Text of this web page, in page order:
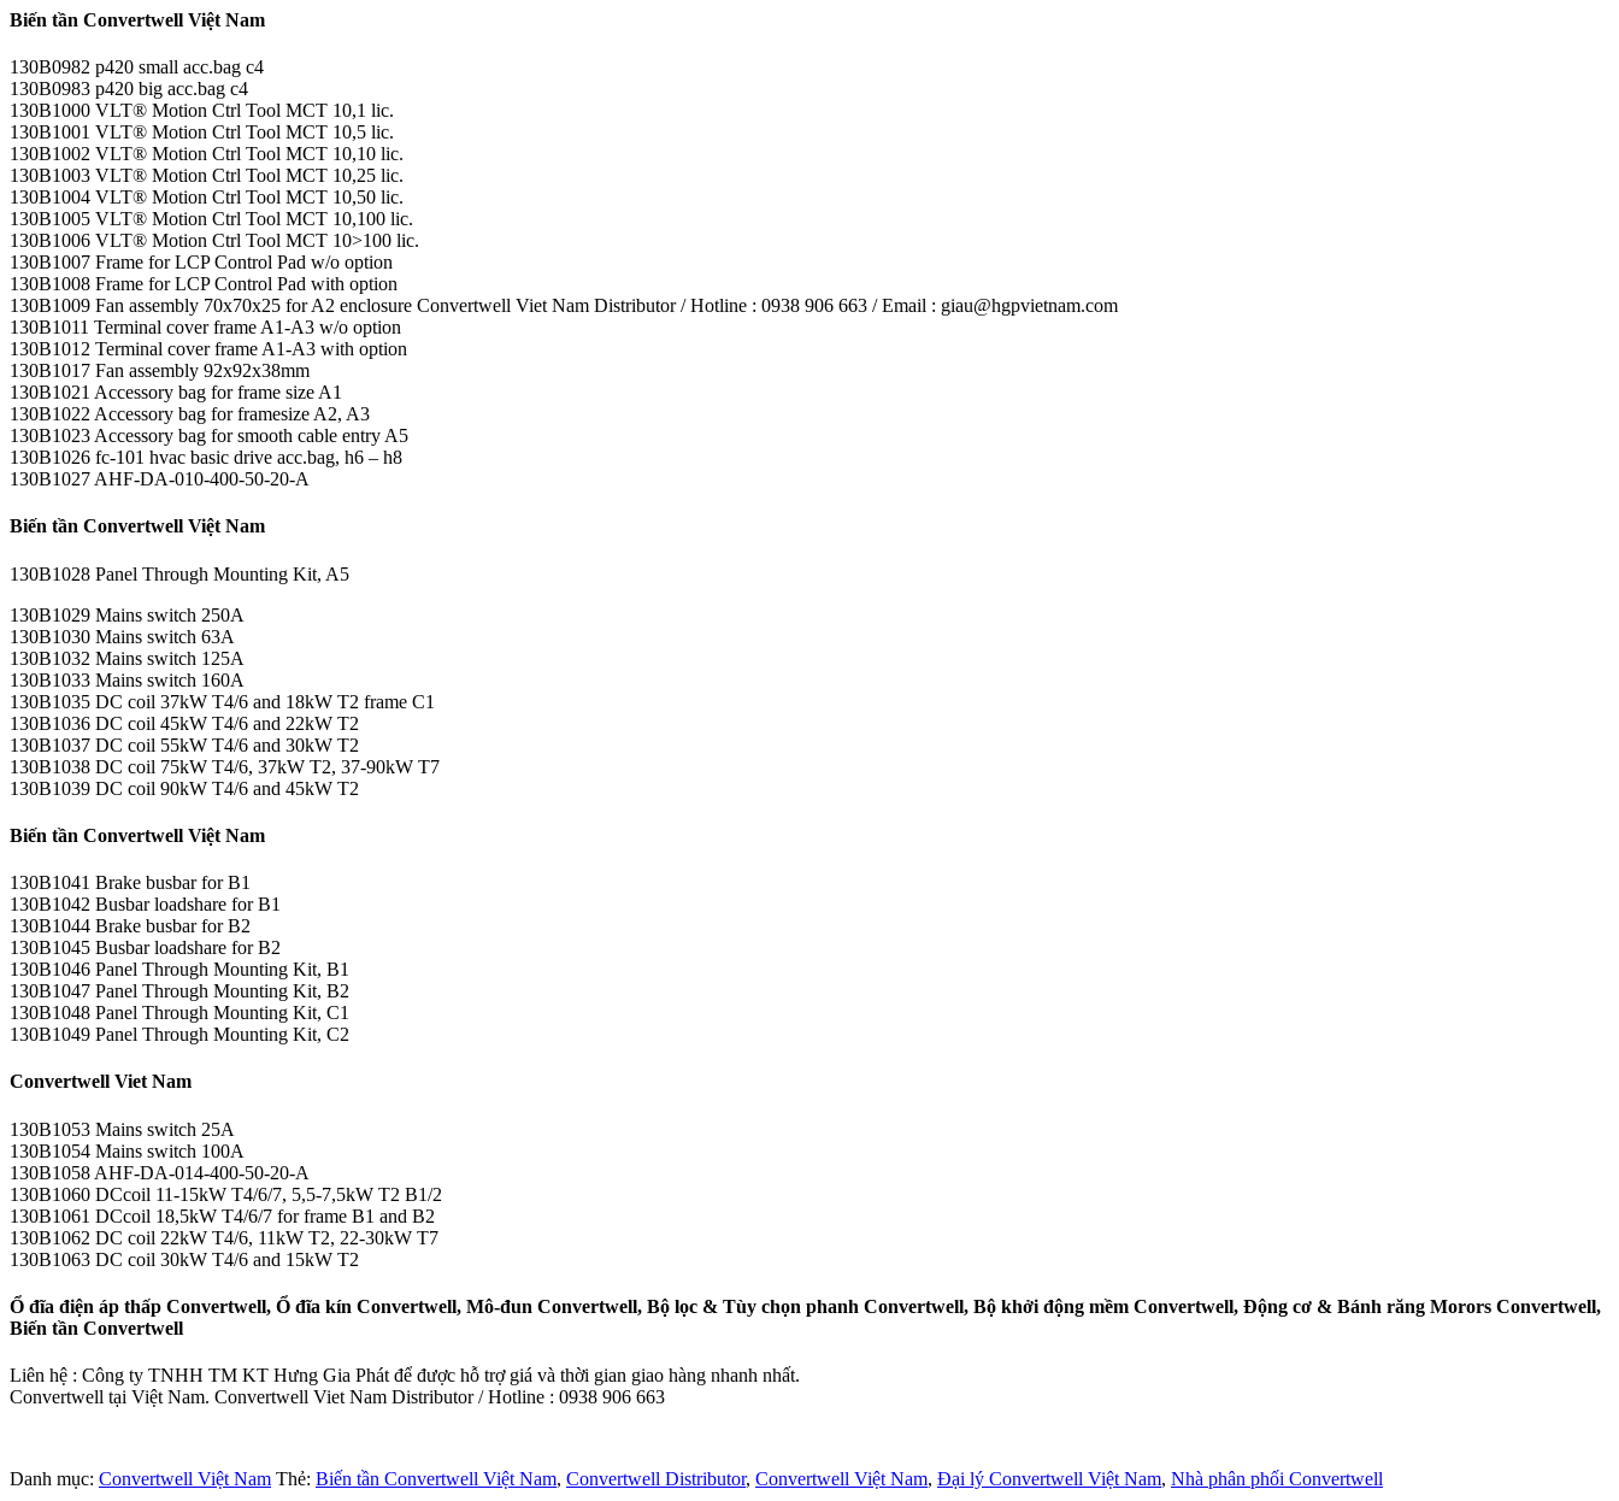
Biến tần Convertwell Việt Nam
130B0982 p420 small acc.bag c4
130B0983 p420 big acc.bag c4
130B1000 VLT® Motion Ctrl Tool MCT 10,1 lic.
130B1001 VLT® Motion Ctrl Tool MCT 10,5 lic.
130B1002 VLT® Motion Ctrl Tool MCT 10,10 lic.
130B1003 VLT® Motion Ctrl Tool MCT 10,25 lic.
130B1004 VLT® Motion Ctrl Tool MCT 10,50 lic.
130B1005 VLT® Motion Ctrl Tool MCT 10,100 lic.
130B1006 VLT® Motion Ctrl Tool MCT 10>100 lic.
130B1007 Frame for LCP Control Pad w/o option
130B1008 Frame for LCP Control Pad with option
130B1009 Fan assembly 70x70x25 for A2 enclosure Convertwell Viet Nam Distributor / Hotline : 0938 906 663 / Email : giau@hgpvietnam.com
130B1011 Terminal cover frame A1-A3 w/o option
130B1012 Terminal cover frame A1-A3 with option
130B1017 Fan assembly 92x92x38mm
130B1021 Accessory bag for frame size A1
130B1022 Accessory bag for framesize A2, A3
130B1023 Accessory bag for smooth cable entry A5
130B1026 fc-101 hvac basic drive acc.bag, h6 – h8
130B1027 AHF-DA-010-400-50-20-A
Biến tần Convertwell Việt Nam
130B1028 Panel Through Mounting Kit, A5
130B1029 Mains switch 250A
130B1030 Mains switch 63A
130B1032 Mains switch 125A
130B1033 Mains switch 160A
130B1035 DC coil 37kW T4/6 and 18kW T2 frame C1
130B1036 DC coil 45kW T4/6 and 22kW T2
130B1037 DC coil 55kW T4/6 and 30kW T2
130B1038 DC coil 75kW T4/6, 37kW T2, 37-90kW T7
130B1039 DC coil 90kW T4/6 and 45kW T2
Biến tần Convertwell Việt Nam
130B1041 Brake busbar for B1
130B1042 Busbar loadshare for B1
130B1044 Brake busbar for B2
130B1045 Busbar loadshare for B2
130B1046 Panel Through Mounting Kit, B1
130B1047 Panel Through Mounting Kit, B2
130B1048 Panel Through Mounting Kit, C1
130B1049 Panel Through Mounting Kit, C2
Convertwell Viet Nam
130B1053 Mains switch 25A
130B1054 Mains switch 100A
130B1058 AHF-DA-014-400-50-20-A
130B1060 DCcoil 11-15kW T4/6/7, 5,5-7,5kW T2 B1/2
130B1061 DCcoil 18,5kW T4/6/7 for frame B1 and B2
130B1062 DC coil 22kW T4/6, 11kW T2, 22-30kW T7
130B1063 DC coil 30kW T4/6 and 15kW T2
Ổ đĩa điện áp thấp Convertwell, Ổ đĩa kín Convertwell, Mô-đun Convertwell, Bộ lọc & Tùy chọn phanh Convertwell, Bộ khởi động mềm Convertwell, Động cơ & Bánh răng Morors Convertwell,
Biến tần Convertwell
Liên hệ : Công ty TNHH TM KT Hưng Gia Phát để được hỗ trợ giá và thời gian giao hàng nhanh nhất.
Convertwell tại Việt Nam. Convertwell Viet Nam Distributor / Hotline : 0938 906 663
Danh mục: Convertwell Việt Nam Thẻ: Biến tần Convertwell Việt Nam, Convertwell Distributor, Convertwell Việt Nam, Đại lý Convertwell Việt Nam, Nhà phân phối Convertwell